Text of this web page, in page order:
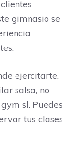
gimnasio se
ejercitarte,
salsa, no
sl. Puedes
tus clases